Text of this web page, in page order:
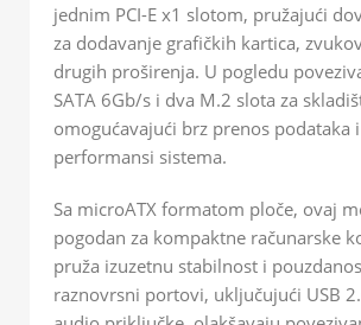
jednim PCI-E x1 slotom, pružajući
za dodavanje grafičkih kartica,
drugih proširenja. U pogledu
SATA 6Gb/s i dva M.2 slota za
omogućavajući brz prenos podataka
performansi sistema.
Sa microATX formatom ploče, ovaj
pogodan za kompaktne računarske
pruža izuzetnu stabilnost i
raznovrsni portovi, uključujući USB